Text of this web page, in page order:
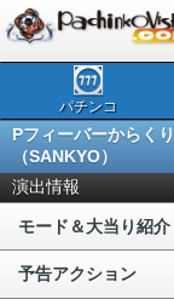
パチンコ
Pフィーバーからく
（SANKYO）
演出情報
モード＆大当り紹介
予告アクション